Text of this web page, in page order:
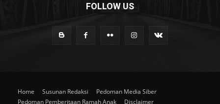
FOLLOW US
Home Susunan Redaksi
Pedoman Media Siber
Pedoman Pemberitaan Ramah Anak
Disclaimer